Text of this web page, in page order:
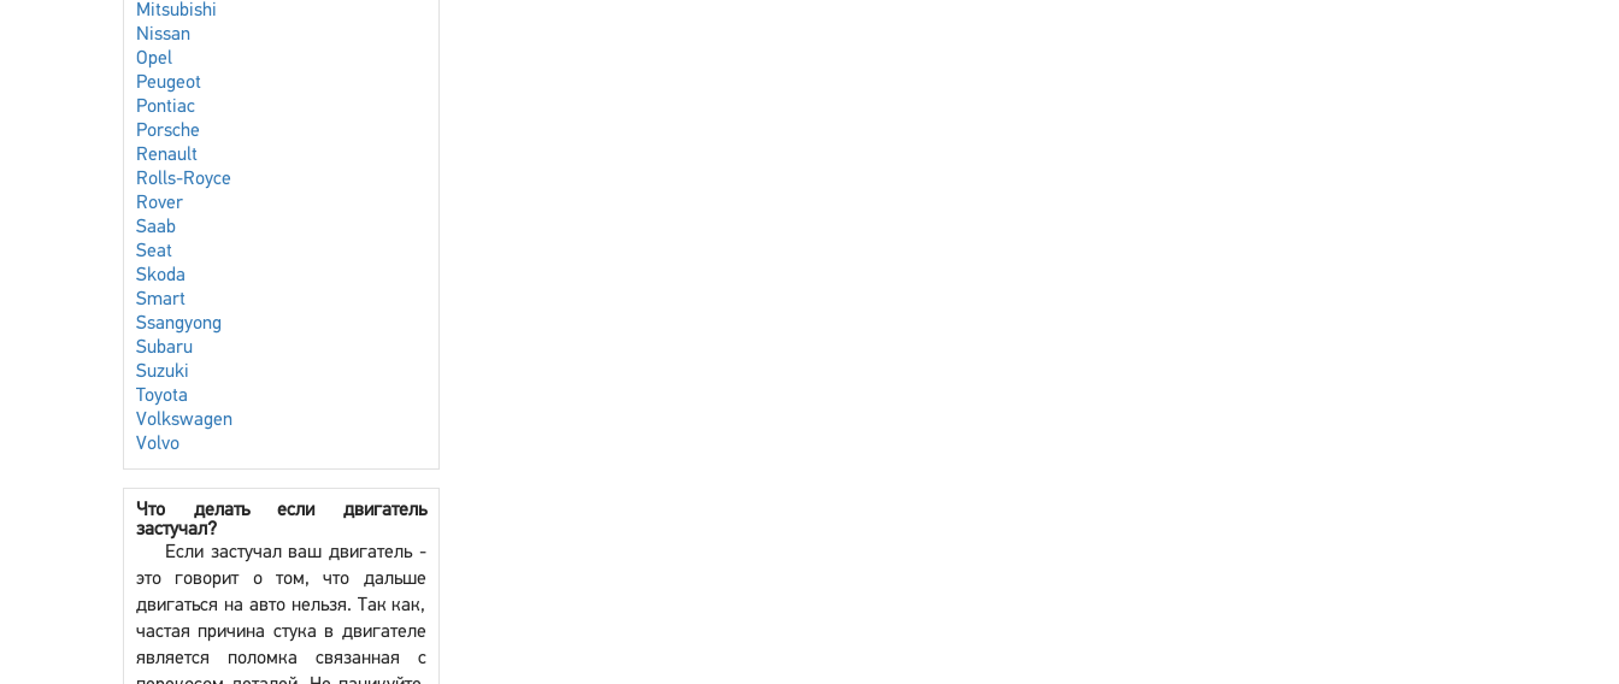
Mitsubishi
Nissan
Opel
Peugeot
Pontiac
Porsche
Renault
Rolls-Royce
Rover
Saab
Seat
Skoda
Smart
Ssangyong
Subaru
Suzuki
Toyota
Volkswagen
Volvo
Что делать если двигатель
застучал?
Если застучал ваш двигатель -
это говорит о том, что дальше
двигаться на авто нельзя. Так как,
частая причина стука в двигателе
является поломка связанная с